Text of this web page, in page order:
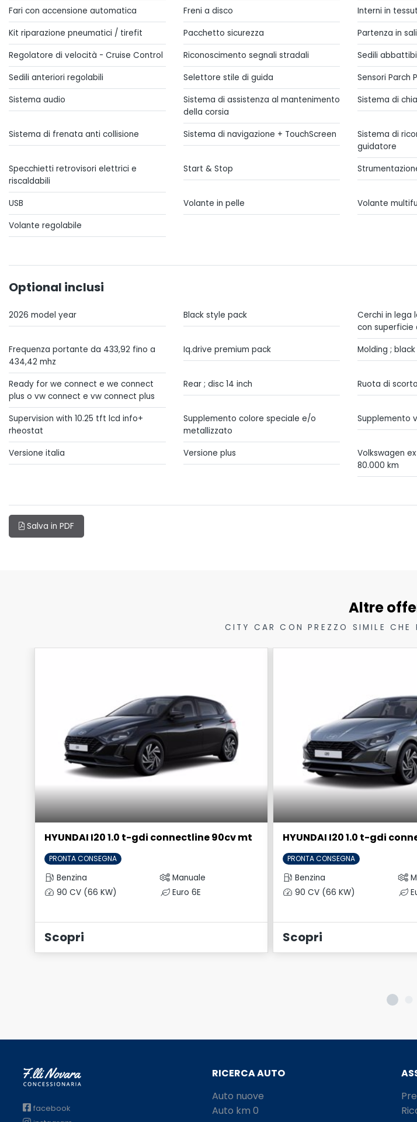
Fari con accensione automatica
Freni a disco
Interni in
Kit riparazione pneumatici / tirefit
Pacchetto sicurezza
Partenza in
Regolatore di velocità - Cruise Control
Riconoscimento segnali stradali
Sedili
Sedili anteriori regolabili
Selettore stile di guida
Sensori Parch
Sistema audio
Sistema di assistenza al mantenimento
della corsia
Sistema di
Sistema di frenata anti collisione Sistema di navigazione + TouchScreen
Sistema di
guidatore
Specchietti retrovisori elettrici e
riscaldabili
Start & Stop
USB Volante in pelle
Volante
Volante regolabile
Optional inclusi
2026 model year Black style pack
Cerchi in lega
con
Frequenza portante da 433,92 fino a
434,42 mhz
Iq.drive premium pack Molding ; black
Ready for we connect e we connect
plus o vw connect e vw connect plus
Rear ; disc 14 inch Ruota di
Supervision with 10.25 tft lcd info+
rheostat
Supplemento colore speciale e/o
metallizzato
Supplemento
Versione italia Versione plus
Volkswagen
80.000 km
Salva in PDF
Altre
CITY CAR CON PREZZO SIMILE CHE
HYUNDAI I20 1.0 t-gdi connectline 90cv mt
PRONTA CONSEGNA
Benzina
Manuale
90 CV (66 KW)
Euro 6E
Scopri
HYUNDAI I20 1.0 t-gdi
PRONTA CONSEGNA
Benzina
90 CV (66 KW)
Scopri
facebook
RICERCA AUTO
Auto nuove
Auto km 0